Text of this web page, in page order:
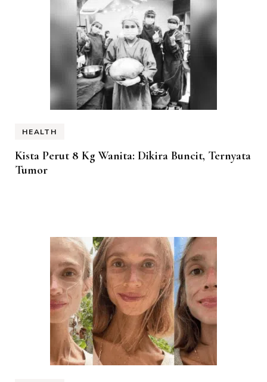
HEALTH
Kista Perut 8 Kg Wanita: Dikira Buncit, Ternyata
Tumor